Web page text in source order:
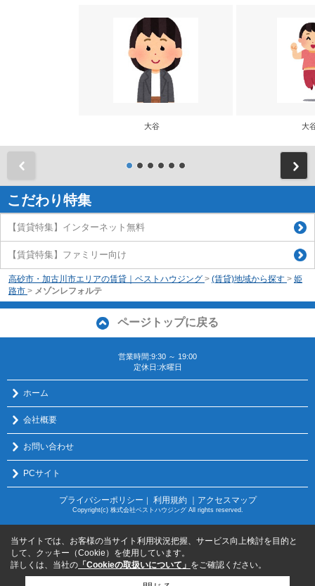
大谷 大
こだわり特集
【賃貸特集】インターネット無料
【賃貸特集】ファミリー向け
高砂市・加古川市エリアの賃貸｜ベストハウジング > (賃貸)地域から探す > 姫
路市 > メゾンレフォルテ
ページトップに戻る
営業時間:9:30 ～ 19:00
定休日:水曜日
ホーム
会社概要
お問い合わせ
PCサイト
プライバシーポリシー 利用規約 ｜アクセスマップ
Copyright(c) 株式会社ベストハウジング All rights reserved.
当サイトでは、お客様の当サイト利用状況把握、サービス向上検討を目的と
して、クッキー（Cookie）を使用しています。
詳しくは、当社の 「Cookieの取扱いについて」 をご確認ください。